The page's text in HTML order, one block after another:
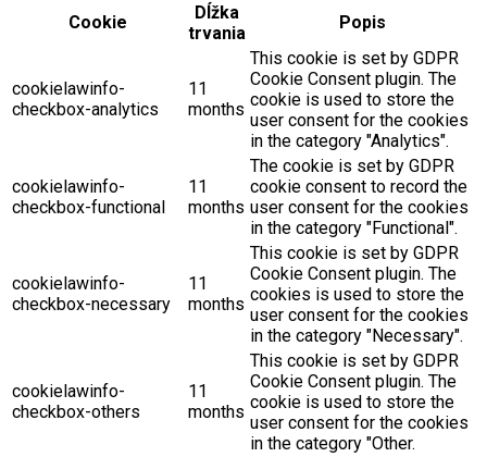
Cookie
Dĺžka
trvania
Popis
cookielawinfo-
checkbox-analytics
11
months
This cookie is set by GDPR
Cookie Consent plugin. The
cookie is used to store the
user consent for the cookies
in the category "Analytics".
cookielawinfo-
checkbox-functional
11
months
The cookie is set by GDPR
cookie consent to record the
user consent for the cookies
in the category "Functional".
cookielawinfo-
checkbox-necessary
11
months
This cookie is set by GDPR
Cookie Consent plugin. The
cookies is used to store the
user consent for the cookies
in the category "Necessary".
cookielawinfo-
checkbox-others
11
months
This cookie is set by GDPR
Cookie Consent plugin. The
cookie is used to store the
user consent for the cookies
in the category "Other.